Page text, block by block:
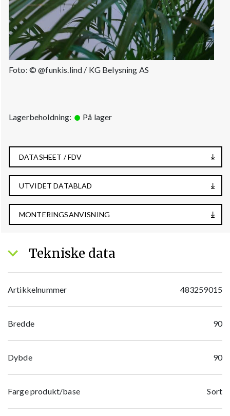
Foto: © @funkis.lind / KG Belysning AS
Lagerbeholdning: På lager
DATASHEET / FDV
UTVIDET DATABLAD
MONTERINGSANVISNING
Tekniske data
Artikkelnummer 483259015
Bredde 90
Dybde 90
Farge produkt/base Sort